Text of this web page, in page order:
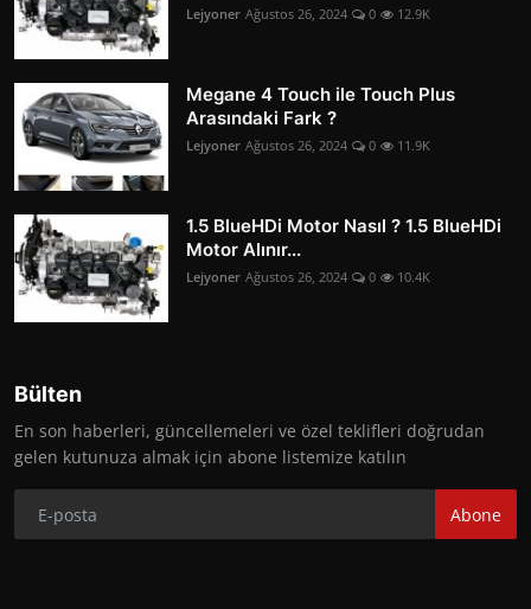
Lejyoner Ağustos 26, 2024 0 12.9K
Megane 4 Touch ile Touch Plus
Arasındaki Fark ?
Lejyoner Ağustos 26, 2024 0 11.9K
1.5 BlueHDi Motor Nasıl ? 1.5 BlueHDi
Motor Alınır...
Lejyoner Ağustos 26, 2024 0 10.4K
Bülten
En son haberleri, güncellemeleri ve özel teklifleri doğrudan
gelen kutunuza almak için abone listemize katılın
Abone